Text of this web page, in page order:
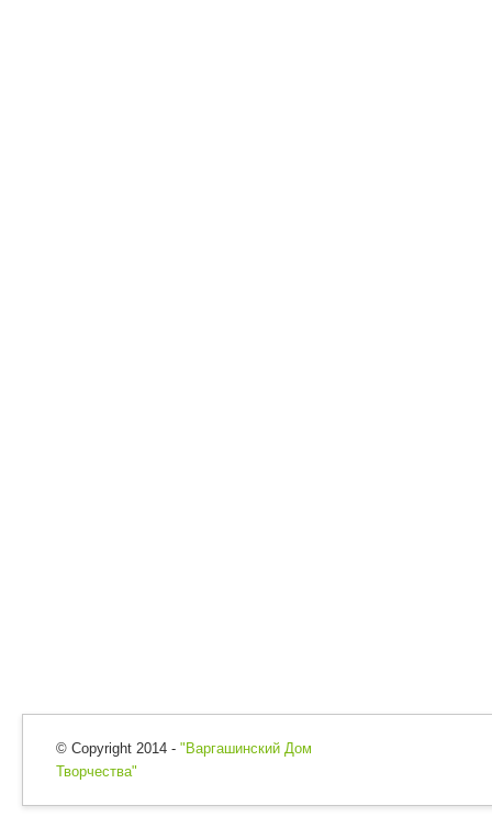
© Copyright 2014 - "Варгашинский Дом
Творчества"